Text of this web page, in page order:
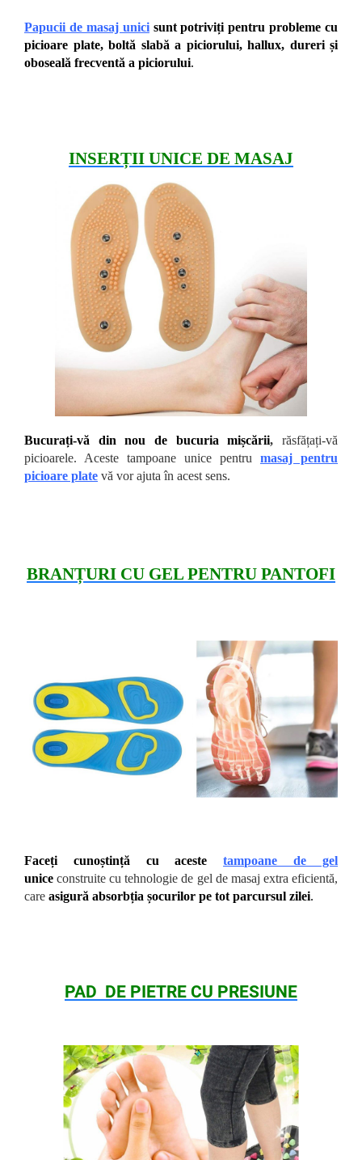
Papucii de masaj unicisunt potriviți pentru probleme cu
picioare plate, boltă slabă a piciorului, hallux, dureri și
oboseală frecventă a piciorului.
INSERȚII UNICE DE MASAJ
Bucurați-vă din nou de bucuria mișcării, răsfățați-vă
picioarele. Aceste tampoane unice pentru masaj pentru
picioare plate vă vor ajuta în acest sens.
BRANȚURI CU GEL PENTRU PANTOFI
Faceți cunoștință cu acestetampoane de gel
unice construite cu tehnologie de gel de masaj extra eficientă,
care asigură absorbția șocurilor pe tot parcursul zilei.
PAD DE PIETRE CU PRESIUNE